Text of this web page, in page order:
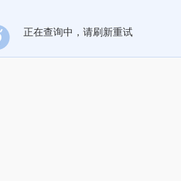
正在查询中，请刷新重试